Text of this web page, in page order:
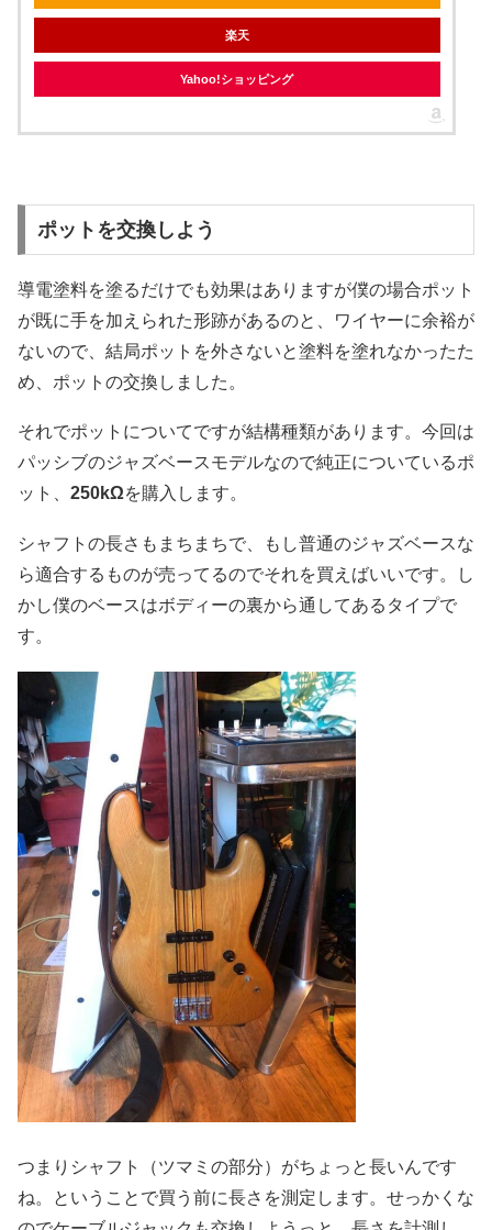
楽天
Yahoo!ショッピング
ポットを交換しよう
導電塗料を塗るだけでも効果はありますが僕の場合ポット
が既に手を加えられた形跡があるのと、ワイヤーに余裕が
ないので、結局ポットを外さないと塗料を塗れなかったた
め、ポットの交換しました。
それでポットについてですが結構種類があります。今回は
パッシブのジャズベースモデルなので純正についているポ
ット、 250kΩを購入します。
シャフトの長さもまちまちで、もし普通のジャズベースな
ら適合するものが売ってるのでそれを買えばいいです。し
かし僕のベースはボディーの裏から通してあるタイプで
す。
つまりシャフト（ツマミの部分）がちょっと長いんです
ね。ということで買う前に長さを測定します。せっかくな